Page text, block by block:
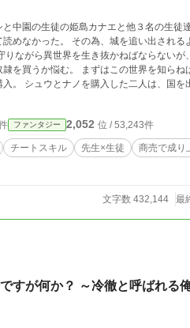
中園の生徒の姫島カナエと他３名の生徒
めなかった。 その為、城を追い出され
ながら異世界を生き抜かねばならない
を買うか悩む。 まずはこの世界を知らね
シュウとナノを購入した二人は、国を出
係の、 うどん
ファンタジー 2,052 位 / 53,243件
チートスキル 先生×生徒 商売で成り
文字数 432,144 最
すが何か？ ～冷徹と呼ばれる